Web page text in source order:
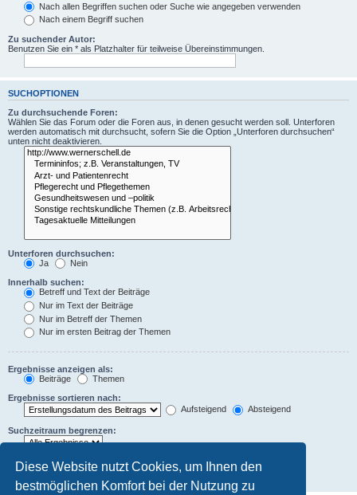
Diese Website nutzt Cookies, um Ihnen den
bestmöglichen Komfort bei der Nutzung zu
Nach allen Begriffen suchen oder Suche wie angegeben verwenden
Nach einem Begriff suchen
Zu suchender Autor:
Benutzen Sie ein * als Platzhalter für teilweise Übereinstimmungen.
SUCHOPTIONEN
Zu durchsuchende Foren:
Wählen Sie das Forum oder die Foren aus, in denen gesucht werden soll. Unterforen
werden automatisch mit durchsucht, sofern Sie die Option „Unterforen durchsuchen“
unten nicht deaktivieren.
Unterforen durchsuchen:
Ja
Nein
Innerhalb suchen:
Betreff und Text der Beiträge
Nur im Text der Beiträge
Nur im Betreff der Themen
Nur im ersten Beitrag der Themen
Ergebnisse anzeigen als:
Beiträge
Themen
Ergebnisse sortieren nach:
Aufsteigend
Absteigend
Suchzeitraum begrenzen:
Die ersten:
Zeichen der Beiträge anzeigen